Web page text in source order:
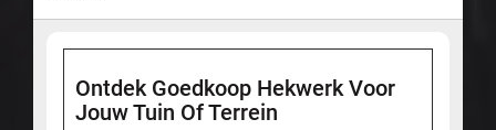
Ontdek Goedkoop Hekwerk Voor
Jouw Tuin Of Terrein